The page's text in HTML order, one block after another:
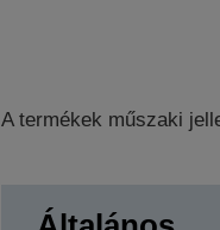
A termékek műszaki